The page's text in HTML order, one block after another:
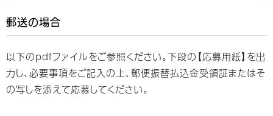
郵送の場合
以下のpdfファイルをご参照ください。下段の【応募用紙】を出
力し、必要事項をご記入の上、郵便振替払込金受領証またはそ
の写しを添えて応募してください。